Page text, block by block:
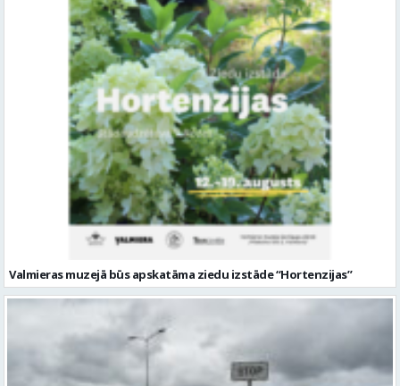
Valmieras muzejā būs apskatāma ziedu izstāde “Hortenzijas”